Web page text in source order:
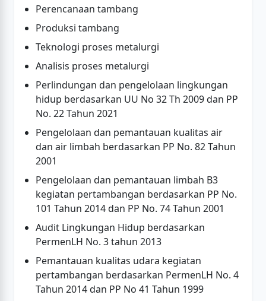
Perencanaan tambang
Produksi tambang
Teknologi proses metalurgi
Analisis proses metalurgi
Perlindungan dan pengelolaan lingkungan
hidup berdasarkan UU No 32 Th 2009 dan PP
No. 22 Tahun 2021
Pengelolaan dan pemantauan kualitas air
dan air limbah berdasarkan PP No. 82 Tahun
2001
Pengelolaan dan pemantauan limbah B3
kegiatan pertambangan berdasarkan PP No.
101 Tahun 2014 dan PP No. 74 Tahun 2001
Audit Lingkungan Hidup berdasarkan
PermenLH No. 3 tahun 2013
Pemantauan kualitas udara kegiatan
pertambangan berdasarkan PermenLH No. 4
Tahun 2014 dan PP No 41 Tahun 1999